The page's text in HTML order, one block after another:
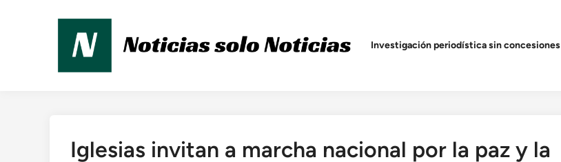
Investigación periodística sin concesiones
Publicado
Iglesias invitan a marcha nacional por la paz y la